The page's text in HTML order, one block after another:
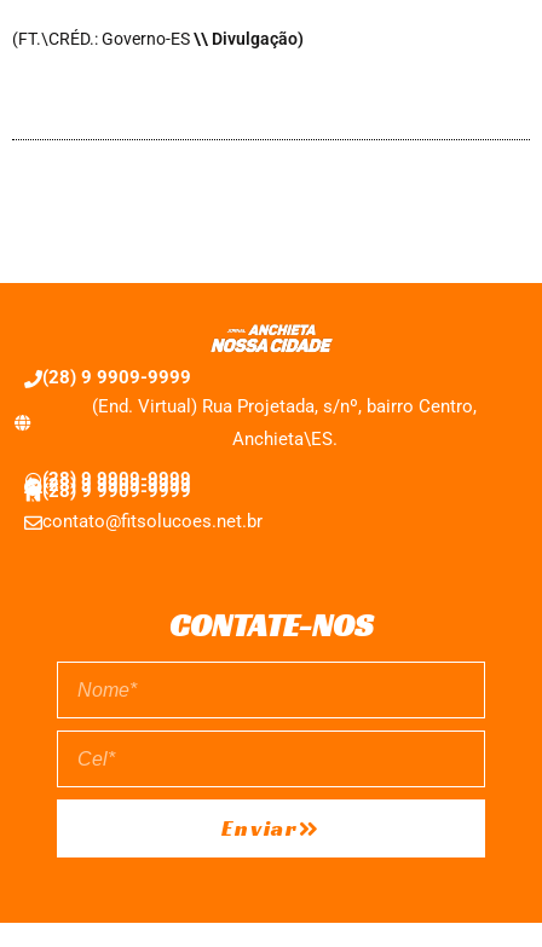
(FT.\CRÉD.: Governo-ES\\ Divulgação)
(28) 9 9909-9999
(End. Virtual) Rua Projetada, s/nº, bairro Centro,
Anchieta\ES.
(28) 9 9909-9999
(28) 9 9909-9999
(28) 9 9909-9999
contato@fitsolucoes.net.br
CONTATE-NOS
Enviar